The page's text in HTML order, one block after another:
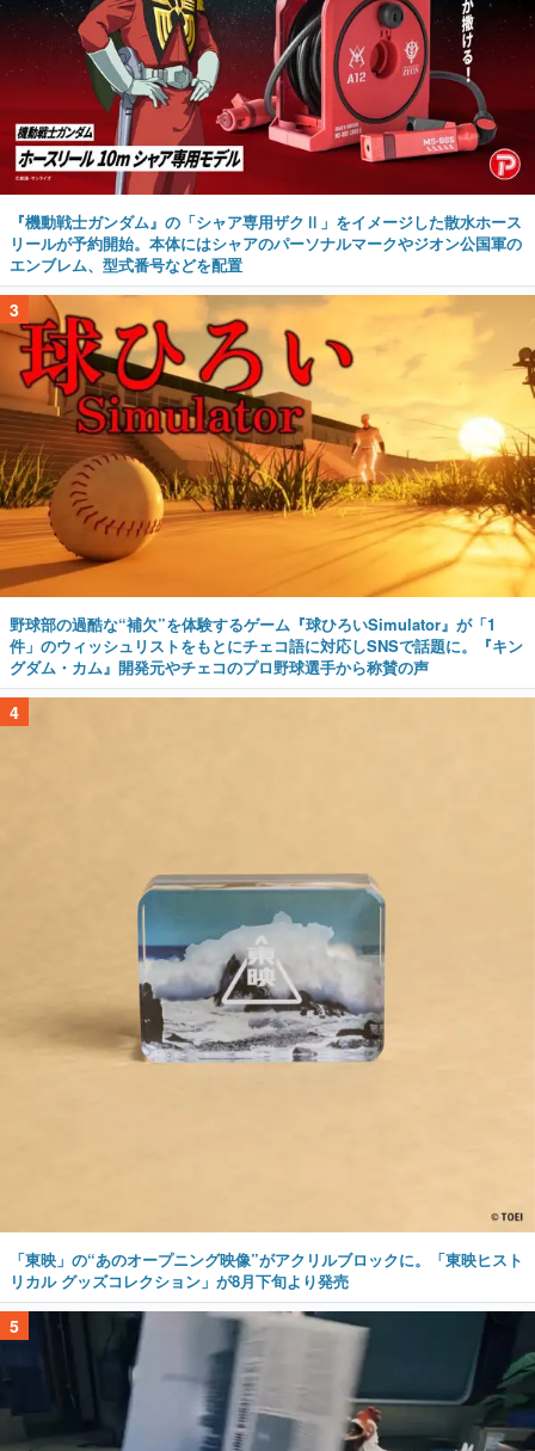
『機動戦士ガンダム』の「シャア専用ザクⅡ」をイメージした散水ホース
リールが予約開始。本体にはシャアのパーソナルマークやジオン公国軍の
エンブレム、型式番号などを配置
3
野球部の過酷な“補欠”を体験するゲーム『球ひろいSimulator』が「1
件」のウィッシュリストをもとにチェコ語に対応しSNSで話題に。『キン
グダム・カム』開発元やチェコのプロ野球選手から称賛の声
4
「東映」の“あのオープニング映像”がアクリルブロックに。「東映ヒスト
リカル グッズコレクション」が8月下旬より発売
5